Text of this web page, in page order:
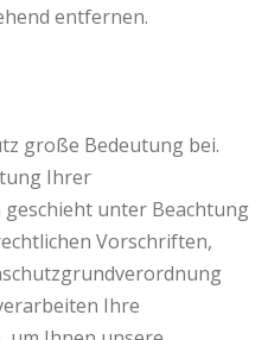
entfernen.
große Bedeutung bei.
Ihrer
unter Beachtung
Vorschriften,
Ihre